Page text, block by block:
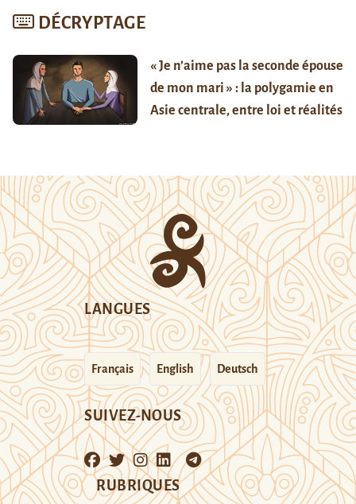
DÉCRYPTAGE
« Je n’aime pas la seconde épouse
de mon mari » : la polygamie en
Asie centrale, entre loi et réalités
LANGUES
Français English Deutsch
SUIVEZ-NOUS
RUBRIQUES